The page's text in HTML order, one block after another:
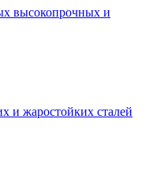
высокопрочных и
и жаростойких сталей